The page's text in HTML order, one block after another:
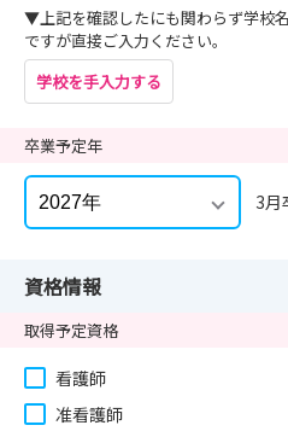
▼上記を確認したにも関わらず学校
ですが直接ご入力ください。
学校を手入力する
卒業予定年
3月
資格情報
取得予定資格
看護師
准看護師